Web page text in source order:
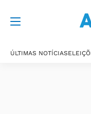
ÚLTIMAS NOTÍCIAS